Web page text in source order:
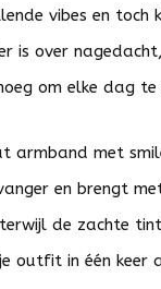
vibes en toch
is over
om elke dag
armband met
en brengt
de zachte
outfit in één keer